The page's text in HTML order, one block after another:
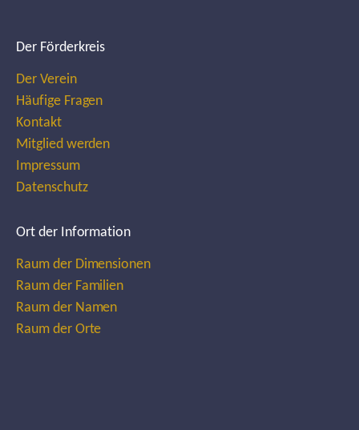
Der Förderkreis
Der Verein
Häufige Fragen
Kontakt
Mitglied werden
Impressum
Datenschutz
Ort der Information
Raum der Dimensionen
Raum der Familien
Raum der Namen
Raum der Orte